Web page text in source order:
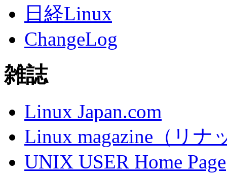
日経Linux
ChangeLog
雑誌
Linux Japan.com
Linux magazine（リ
UNIX USER Home Page